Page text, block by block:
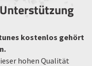
kostenlos gehört
hohen Qualität